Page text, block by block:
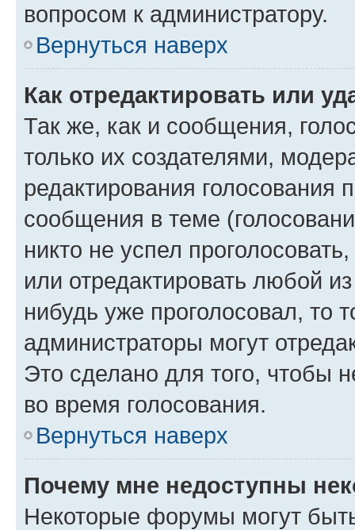
вопросом к администратору.
Вернуться наверх
Как отредактировать или
Так же, как и сообщения,
только их создателями,
редактирования голосования
сообщения в теме
никто не успел
или отредактировать любой
нибудь уже проголосовал, то
администраторы могут
Это сделано для того, чтобы
во время голосования.
Вернуться наверх
Почему мне недоступны
Некоторые форумы могут